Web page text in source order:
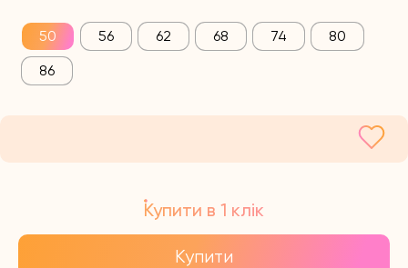
50 56 62 68 74
80
86
Купити в 1 клік
Купити